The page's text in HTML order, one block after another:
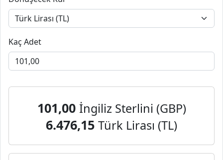
Kaç Adet
101,00 İngiliz Sterlini (GBP)
6.476,15 Türk Lirası (TL)